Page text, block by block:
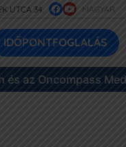
UTCA 34. MAGYAR
IDŐPONTFOGLALÁS
az Oncompass